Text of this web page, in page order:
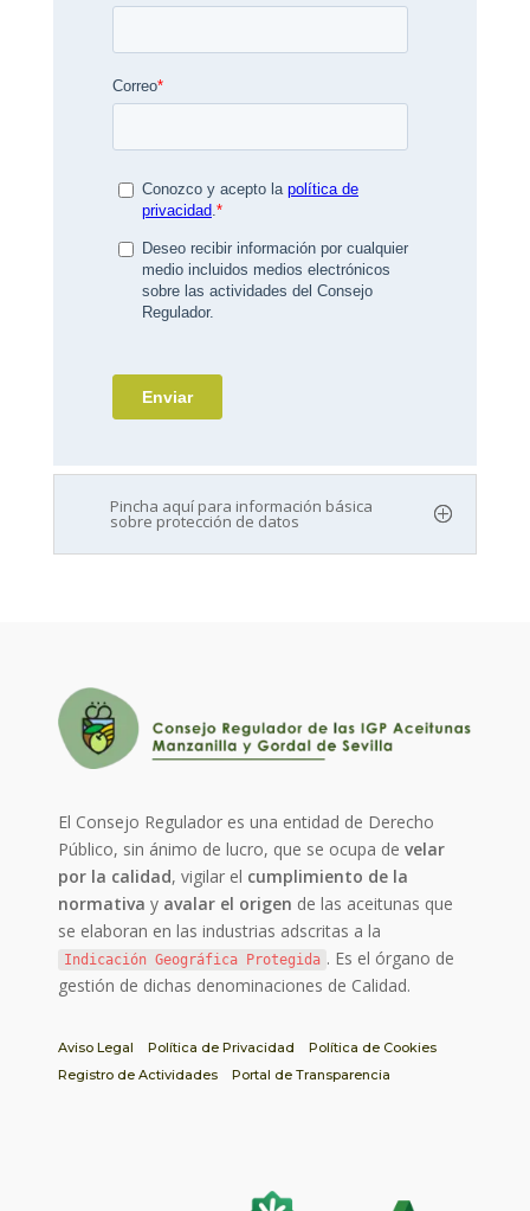
Pincha aquí para información básica
sobre protección de datos
El Consejo Regulador es una entidad de Derecho
Público, sin ánimo de lucro, que se ocupa develar
por la calidad, vigilar el cumplimiento de la
normativa y avalar el origen de las aceitunas que
se elaboran en las industrias adscritas a la
Indicación Geográfica Protegida . Es el órgano de
gestión de dichas denominaciones de Calidad.
Aviso Legal Política de Privacidad
Política de Cookies
Registro de Actividades
Portal de Transparencia